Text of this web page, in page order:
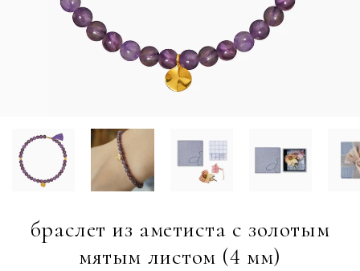
браслет из аметиста с золотым
мятым листом (4 мм)